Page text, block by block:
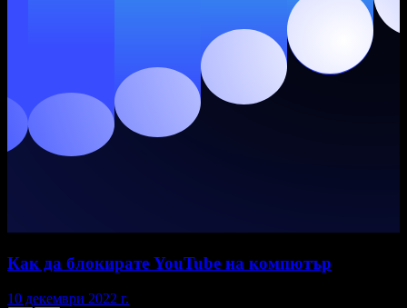
Как да блокирате YouTube на компютър
10 декември 2022 г.